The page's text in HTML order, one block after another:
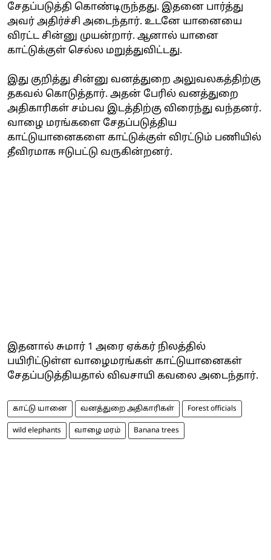
சேதப்படுத்தி கொண்டிருந்தது. இதனை பார்த்து
அவர் அதிர்ச்சி அடைந்தார். உடனே யானையை
விரட்ட சின்னு முயன்றார். ஆனால் யானை
காட்டுக்குள் செல்ல மறுத்துவிட்டது.
இது குறித்து சின்னு வனத்துறை அலுவலகத்திற்கு
தகவல் கொடுத்தார். அதன் பேரில் வனத்துறை
அதிகாரிகள் சம்பவ இடத்திற்கு விரைந்து வந்தனர்.
வாழை மரங்களை சேதப்படுத்திய
காட்டுயானைகளை காட்டுக்குள் விரட்டும் பணியில்
தீவிரமாக ஈடுபட்டு வருகின்றனர்.
இதனால் சுமார் 1 அரை ஏக்கர் நிலத்தில்
பயிரிட்டுள்ள வாழைமரங்கள் காட்டுயானைகள்
சேதப்படுத்தியதால் விவசாயி கவலை அடைந்தார்.
காட்டு யானை வனத்துறை அதிகாரிகள் Forest officials
wild elephants வாழை மரம் Banana trees